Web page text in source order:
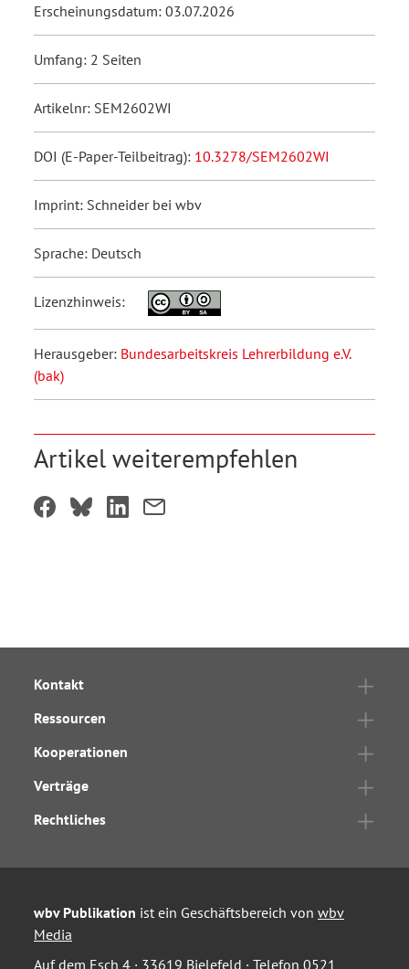
Erscheinungsdatum: 03.07.2026
Umfang: 2 Seiten
Artikelnr: SEM2602WI
DOI (E-Paper-Teilbeitrag): 10.3278/SEM2602WI
Imprint: Schneider bei wbv
Sprache: Deutsch
Lizenzhinweis:
Herausgeber: Bundesarbeitskreis Lehrerbildung e.V.
(bak)
Artikel weiterempfehlen
Kontakt
Ressourcen
Kooperationen
Verträge
Rechtliches
wbv Publikation ist ein Geschäftsbereich von wbv
Media
Auf dem Esch 4 · 33619 Bielefeld · Telefon 0521